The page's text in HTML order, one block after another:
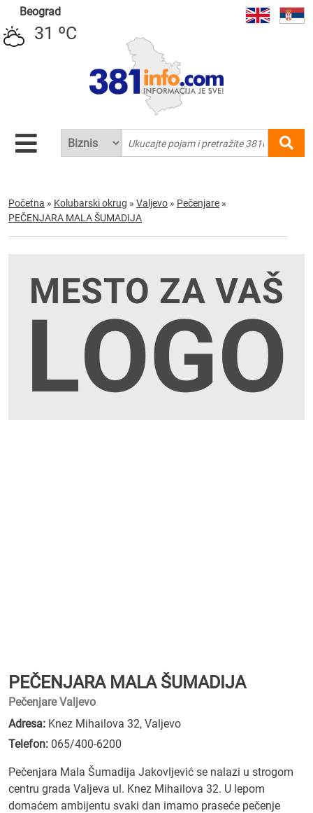
Beograd
31 ºC
Početna » Kolubarski okrug » Valjevo » Pečenjare »
PEČENJARA MALA ŠUMADIJA
PEČENJARA MALA ŠUMADIJA
Pečenjare Valjevo
Adresa: Knez Mihailova 32, Valjevo
Telefon: 065/400-6200
Pečenjara Mala Šumadija Jakovljević se nalazi u strogom
centru grada Valjeva ul. Knez Mihailova 32. U lepom
domaćem ambijentu svaki dan imamo praseće pečenje